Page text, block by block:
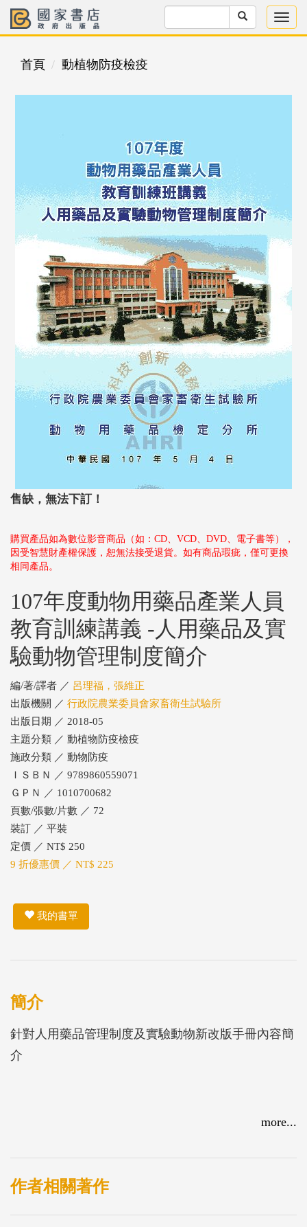
首頁 動植物防疫檢疫
售缺，無法下訂！
購買產品如為數位影音商品（如：CD、VCD、DVD、電子書等），
因受智慧財產權保護，恕無法接受退貨。如有商品瑕疵，僅可更換
相同產品。
107年度動物用藥品產業人員
教育訓練講義 -人用藥品及實
驗動物管理制度簡介
編/著/譯者 ／ 呂理福，張維正
出版機關 ／ 行政院農業委員會家畜衛生試驗所
出版日期 ／ 2018-05
主題分類 ／ 動植物防疫檢疫
施政分類 ／ 動物防疫
ＩＳＢＮ ／ 9789860559071
ＧＰＮ ／ 1010700682
頁數/張數/片數 ／ 72
裝訂 ／ 平裝
定價 ／ NT$ 250
9 折優惠價 ／ NT$ 225
我的書單
簡介
針對人用藥品管理制度及實驗動物新改版手冊內容簡
介
more...
作者相關著作